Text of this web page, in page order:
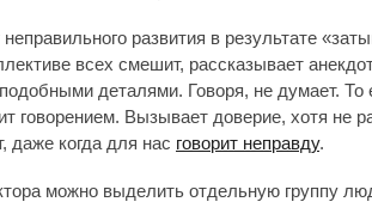
развития в результате
всех смешит, рассказывает
деталями. Говоря, не думает. То
говорением. Вызывает доверие, хотя не
даже когда для нас говорит неправду.
можно выделить отдельную группу